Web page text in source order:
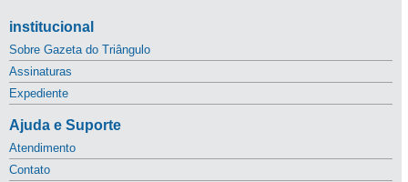
institucional
Sobre Gazeta do Triângulo
Assinaturas
Expediente
Ajuda e Suporte
Atendimento
Contato